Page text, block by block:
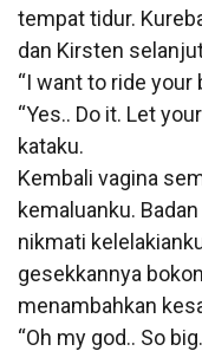
tempat tidur.
dan Kirsten
“I want to ride your
“Yes.. Do it. Let
kataku.
Kembali vagina
kemaluanku.
nikmati
gesekkannya
menambahkan
“Oh my god.. So